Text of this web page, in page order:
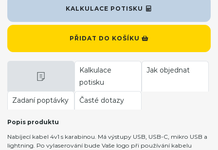
KALKULACE POTISKU
PŘIDAT DO KOŠÍKU
Kalkulace
potisku
Jak objednat
Zadaní poptávky Časté dotazy
Popis produktu
Nabíjecí kabel 4v1 s karabinou. Má výstupy USB, USB-C, mikro USB a
lightning. Po vylaserování bude Vaše logo při používání kabelu